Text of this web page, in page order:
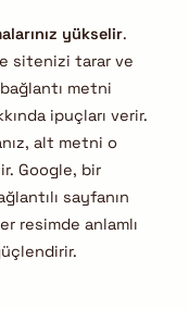
yükselir.
sitenizi tarar ve
metni
ipuçları verir.
alt metni o
Google, bir
sayfanın
resimde anlamlı